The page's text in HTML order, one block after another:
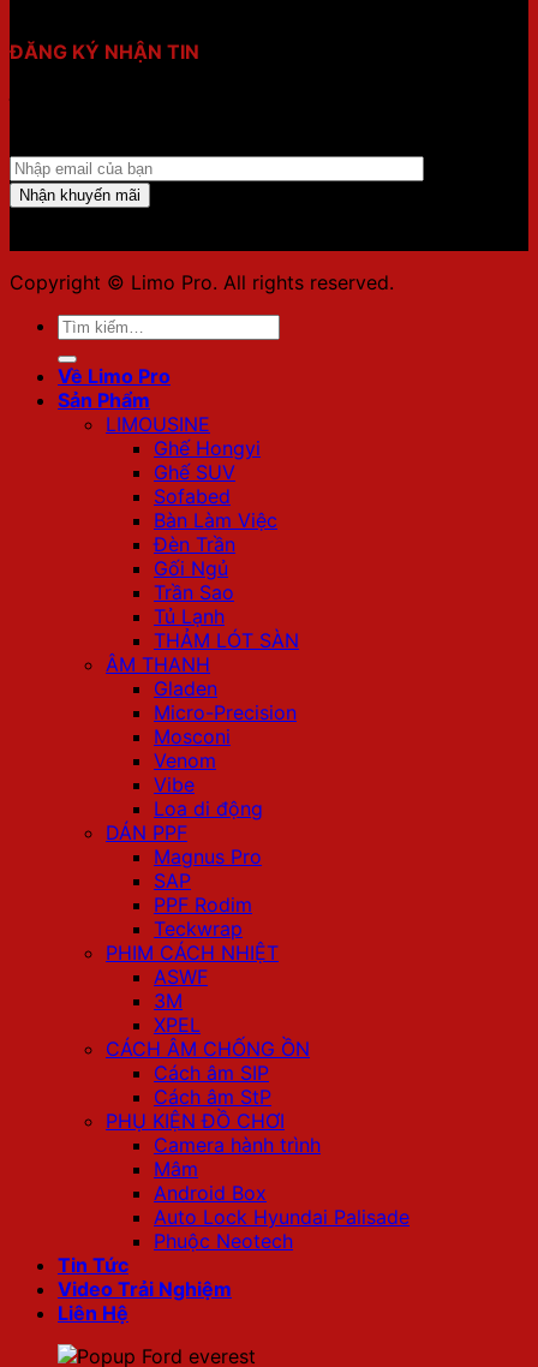
ĐĂNG KÝ NHẬN TIN
Copyright © Limo Pro. All rights reserved.
Tìm
Về Limo Pro
Sản Phẩm
LIMOUSINE
Ghế Hongyi
Ghế SUV
Sofabed
Bàn Làm Việc
Đèn Trần
Gối Ngủ
Trần Sao
Tủ Lạnh
THẢM LÓT SÀN
ÂM THANH
Gladen
Micro-Precision
Mosconi
Venom
Vibe
Loa di động
DÁN PPF
Magnus Pro
SAP
PPF Rodim
Teckwrap
PHIM CÁCH NHIỆT
ASWF
3M
XPEL
CÁCH ÂM CHỐNG ỒN
Cách âm SIP
Cách âm StP
PHỤ KIỆN ĐỒ CHƠI
Camera hành trình
Mâm
Android Box
Auto Lock Hyundai Palisade
Phuộc Neotech
Tin Tức
Video Trải Nghiệm
Liên Hệ